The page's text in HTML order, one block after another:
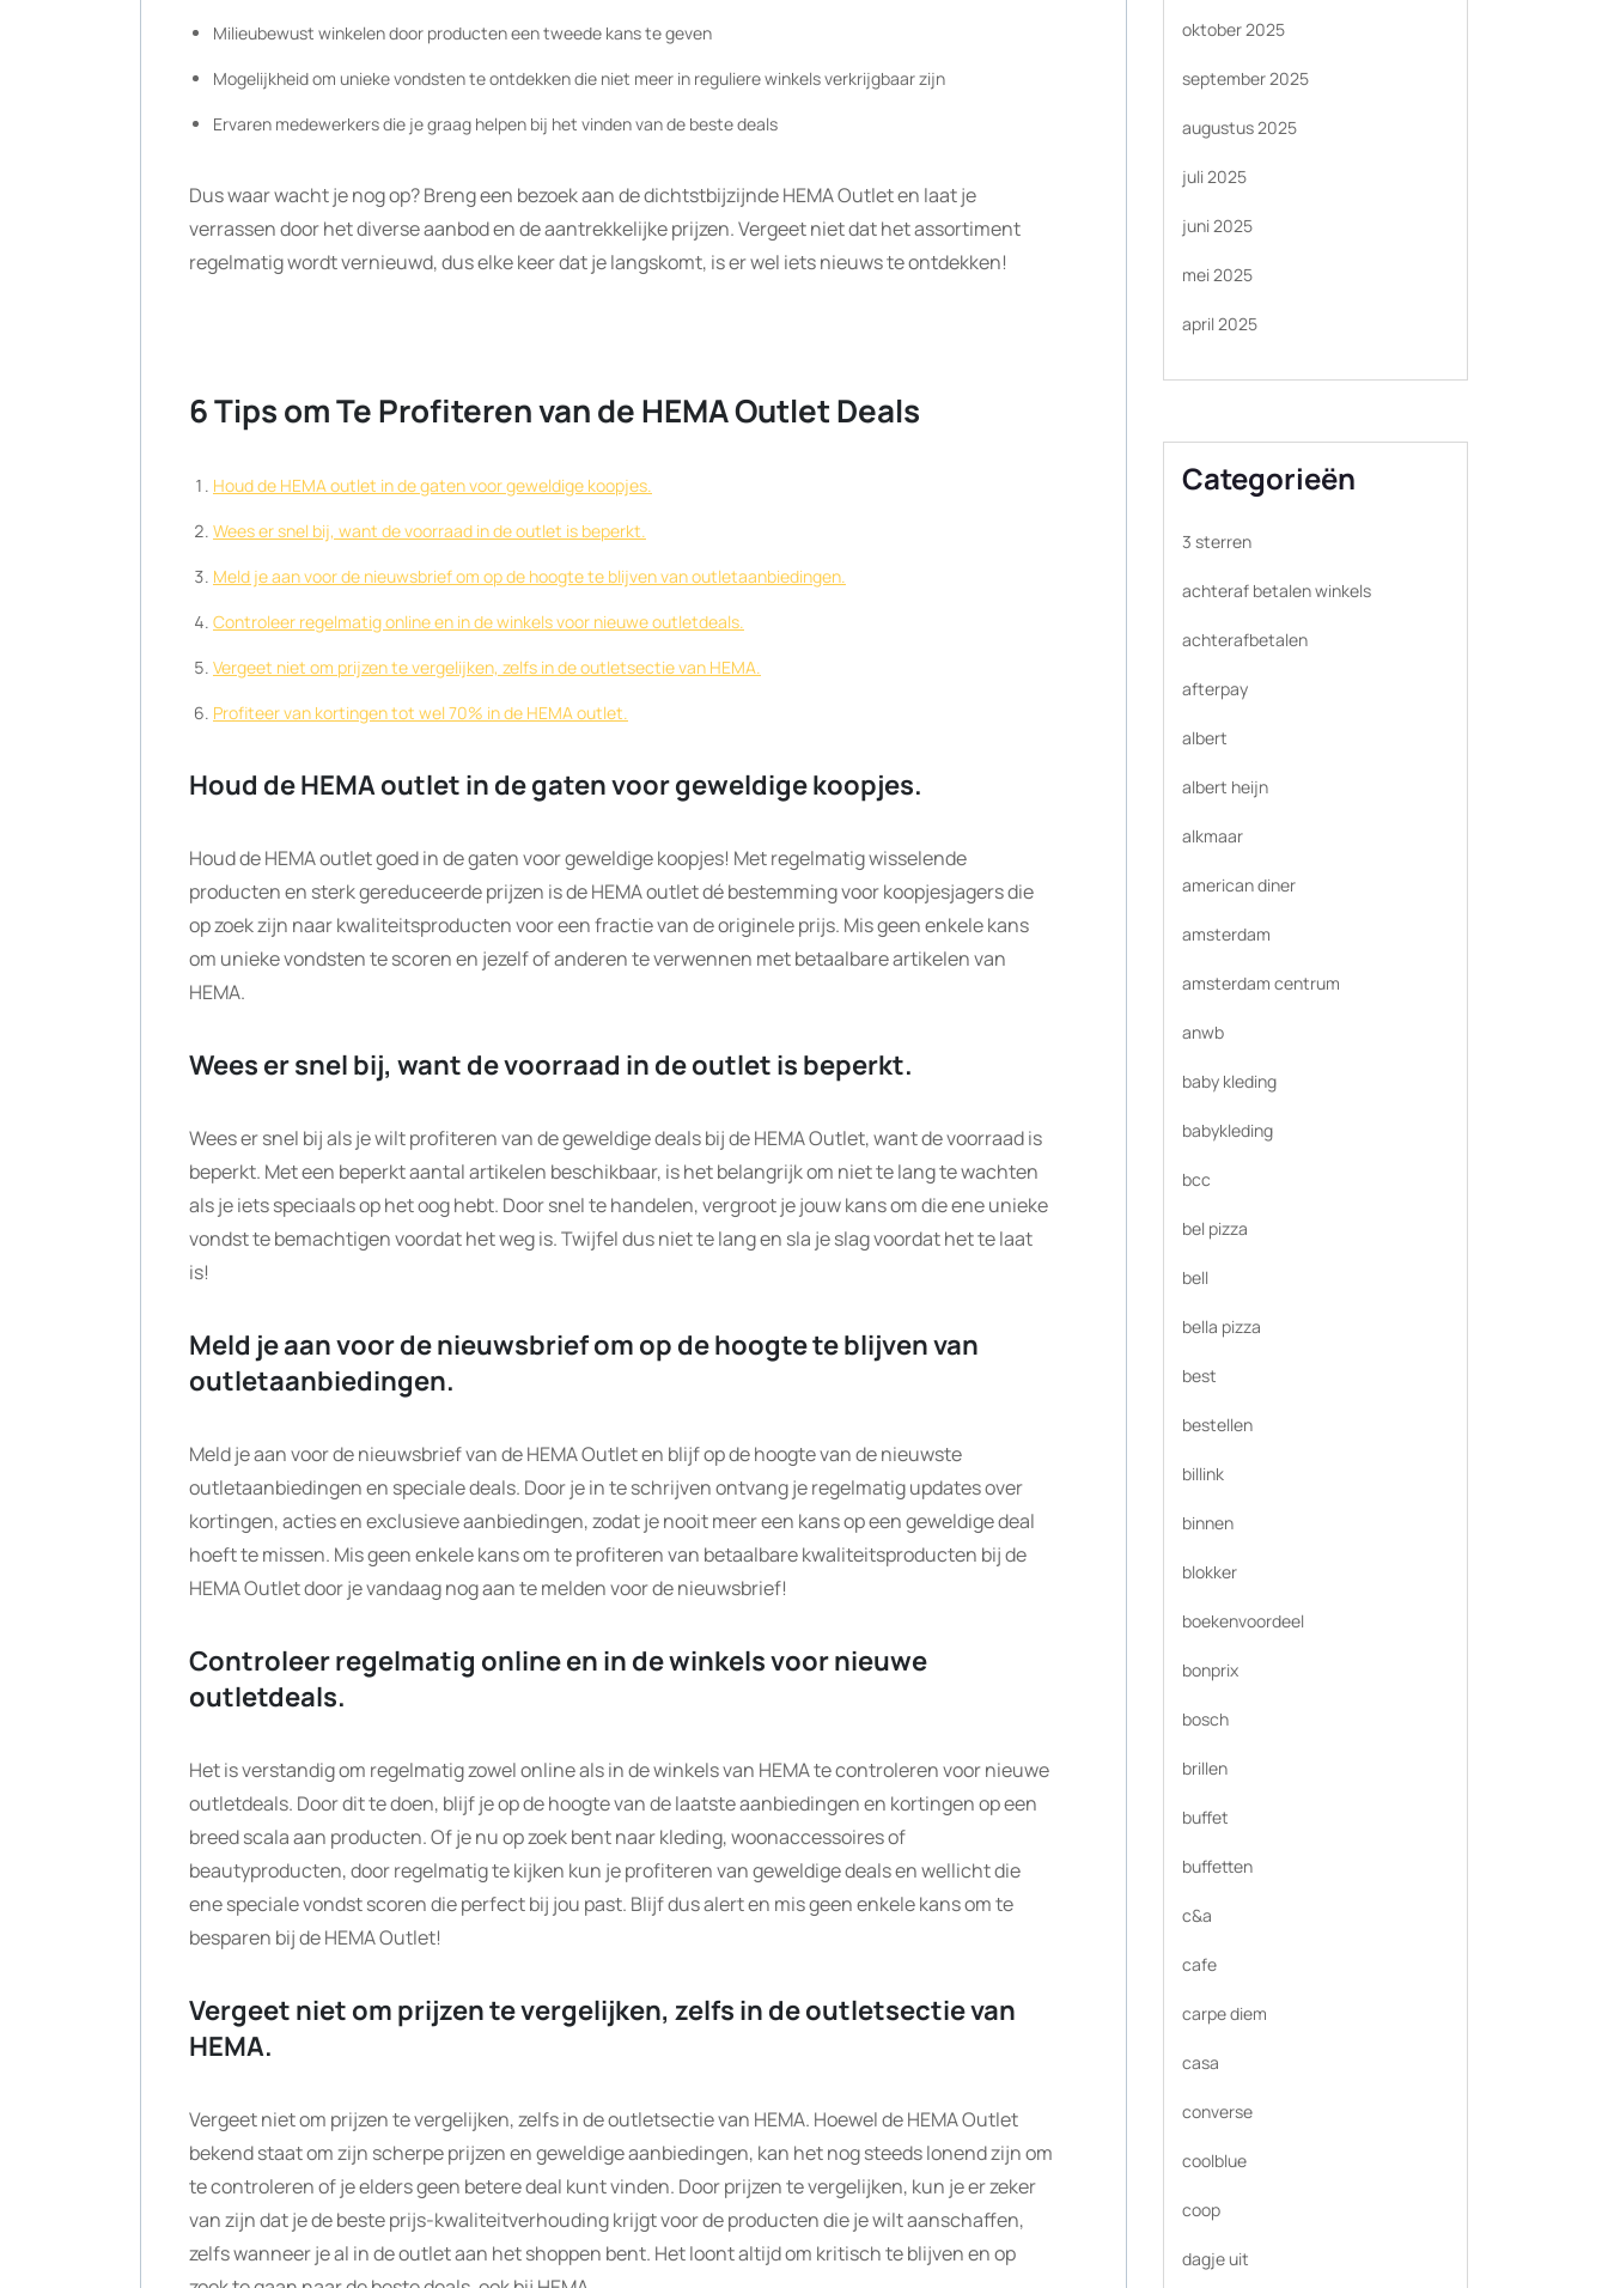
Milieubewust winkelen door producten een tweede kans te geven
Mogelijkheid om unieke vondsten te ontdekken die niet meer in reguliere winkels verkrijgbaar zijn
Ervaren medewerkers die je graag helpen bij het vinden van de beste deals
Dus waar wacht je nog op? Breng een bezoek aan de dichtstbijzijnde HEMA Outlet en laat je
verrassen door het diverse aanbod en de aantrekkelijke prijzen. Vergeet niet dat het assortiment
regelmatig wordt vernieuwd, dus elke keer dat je langskomt, is er wel iets nieuws te ontdekken!
6 Tips om Te Profiteren van de HEMA Outlet Deals
Houd de HEMA outlet in de gaten voor geweldige koopjes.
Wees er snel bij, want de voorraad in de outlet is beperkt.
Meld je aan voor de nieuwsbrief om op de hoogte te blijven van outletaanbiedingen.
Controleer regelmatig online en in de winkels voor nieuwe outletdeals.
Vergeet niet om prijzen te vergelijken, zelfs in de outletsectie van HEMA.
Profiteer van kortingen tot wel 70% in de HEMA outlet.
Houd de HEMA outlet in de gaten voor geweldige koopjes.
Houd de HEMA outlet goed in de gaten voor geweldige koopjes! Met regelmatig wisselende
producten en sterk gereduceerde prijzen is de HEMA outlet dé bestemming voor koopjesjagers die
op zoek zijn naar kwaliteitsproducten voor een fractie van de originele prijs. Mis geen enkele kans
om unieke vondsten te scoren en jezelf of anderen te verwennen met betaalbare artikelen van
HEMA.
Wees er snel bij, want de voorraad in de outlet is beperkt.
Wees er snel bij als je wilt profiteren van de geweldige deals bij de HEMA Outlet, want de voorraad is
beperkt. Met een beperkt aantal artikelen beschikbaar, is het belangrijk om niet te lang te wachten
als je iets speciaals op het oog hebt. Door snel te handelen, vergroot je jouw kans om die ene unieke
vondst te bemachtigen voordat het weg is. Twijfel dus niet te lang en sla je slag voordat het te laat
is!
Meld je aan voor de nieuwsbrief om op de hoogte te blijven van
outletaanbiedingen.
Meld je aan voor de nieuwsbrief van de HEMA Outlet en blijf op de hoogte van de nieuwste
outletaanbiedingen en speciale deals. Door je in te schrijven ontvang je regelmatig updates over
kortingen, acties en exclusieve aanbiedingen, zodat je nooit meer een kans op een geweldige deal
hoeft te missen. Mis geen enkele kans om te profiteren van betaalbare kwaliteitsproducten bij de
HEMA Outlet door je vandaag nog aan te melden voor de nieuwsbrief!
Controleer regelmatig online en in de winkels voor nieuwe
outletdeals.
Het is verstandig om regelmatig zowel online als in de winkels van HEMA te controleren voor nieuwe
outletdeals. Door dit te doen, blijf je op de hoogte van de laatste aanbiedingen en kortingen op een
breed scala aan producten. Of je nu op zoek bent naar kleding, woonaccessoires of
beautyproducten, door regelmatig te kijken kun je profiteren van geweldige deals en wellicht die
ene speciale vondst scoren die perfect bij jou past. Blijf dus alert en mis geen enkele kans om te
besparen bij de HEMA Outlet!
Vergeet niet om prijzen te vergelijken, zelfs in de outletsectie van
HEMA.
Vergeet niet om prijzen te vergelijken, zelfs in de outletsectie van HEMA. Hoewel de HEMA Outlet
bekend staat om zijn scherpe prijzen en geweldige aanbiedingen, kan het nog steeds lonend zijn om
te controleren of je elders geen betere deal kunt vinden. Door prijzen te vergelijken, kun je er zeker
van zijn dat je de beste prijs-kwaliteitverhouding krijgt voor de producten die je wilt aanschaffen,
zelfs wanneer je al in de outlet aan het shoppen bent. Het loont altijd om kritisch te blijven en op
oktober 2025
september 2025
augustus 2025
juli 2025
juni 2025
mei 2025
april 2025
Categorieën
3 sterren
achteraf betalen winkels
achterafbetalen
afterpay
albert
albert heijn
alkmaar
american diner
amsterdam
amsterdam centrum
anwb
baby kleding
babykleding
bcc
bel pizza
bell
bella pizza
best
bestellen
billink
binnen
blokker
boekenvoordeel
bonprix
bosch
brillen
buffet
buffetten
c&a
cafe
carpe diem
casa
converse
coolblue
coop
dagje uit